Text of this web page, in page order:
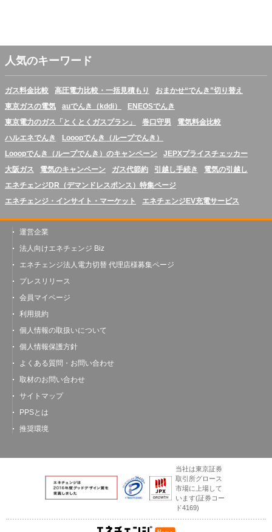
人気のキーワード
ガス料金比較 高圧電力比較・一括見積もり
おまかせ“でんき”切り替え
東京ガスの電気
auでんき（kddi）
ENEOSでんき
東京電力のガス「とくとくガスプラン」
巻口守男
電気料金比較
ハルエネでんき
Looopでんき（ループでんき）
Looopでんき（ループでんき）のキャンペーン
JEPXプライスチェッカー
大阪ガス
電気のキャンペーン ガス代節約 引越し手続き
電気の引越し
エネチェンジDR（デマンドレスポンス）特集ページ
エネチェンジ・インサイト・マーケット
エネチェンジEV充電サービス
運営企業
法人向けエネチェンジ Biz
エネチェンジ法人電力切替 代理店様募集ページ
プレスリリース
会員マイページ
利用規約
個人情報の取扱いについて
個人情報保護方針
よくある質問・お問い合わせ
取材のお問い合わせ
サイトマップ
PPSとは
推奨環境
当社は東京証券
取引所グロース
市場に上場して
います(証券コー
ド4169)